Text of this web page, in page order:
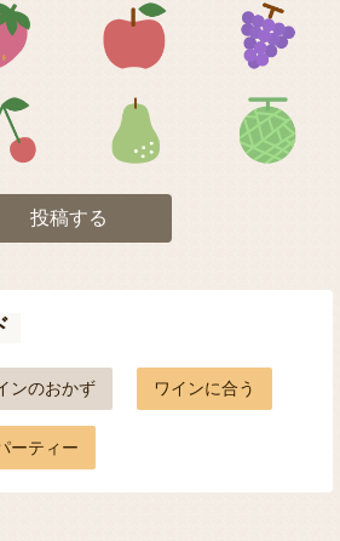
アイコン2 アイコン3
アイコン6 アイコン7
投稿する
ンのおかず ワインに合う
ーティー